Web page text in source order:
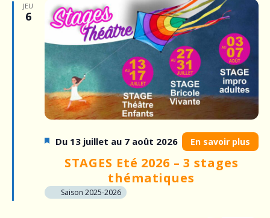
i
g
a
t
i
o
a
t
i
o
n
d
e
JEU
6
STAGES Eté 2026 – 3 stages
thématiques
Du 13 juillet au 7 août 2026 En savoir plus
Saison 2025-2026